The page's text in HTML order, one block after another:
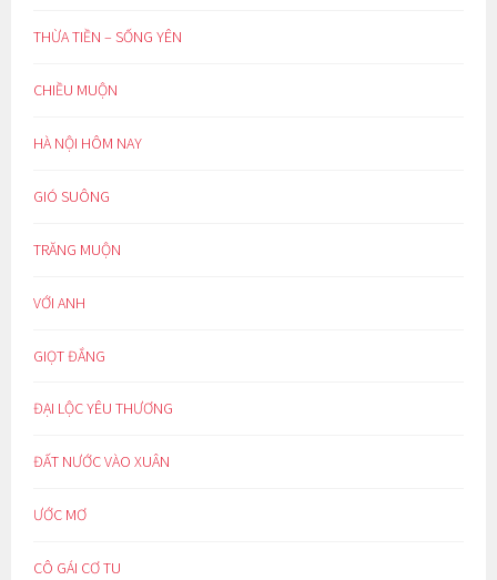
THỪA TIỀN – SỐNG YÊN
CHIỀU MUỘN
HÀ NỘI HÔM NAY
GIÓ SUÔNG
TRĂNG MUỘN
VỚI ANH
GIỌT ĐẮNG
ĐẠI LỘC YÊU THƯƠNG
ĐẤT NƯỚC VÀO XUÂN
ƯỚC MƠ
CÔ GÁI CƠ TU